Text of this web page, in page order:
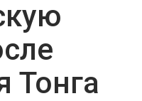
Тонга